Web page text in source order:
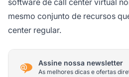
mesmo conjunto de recursos
center regular.
Assine nossa newsletter
As melhores dicas e ofertas